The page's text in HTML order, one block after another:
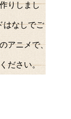
りしまし
はなしでご
アニメで、
ださい。